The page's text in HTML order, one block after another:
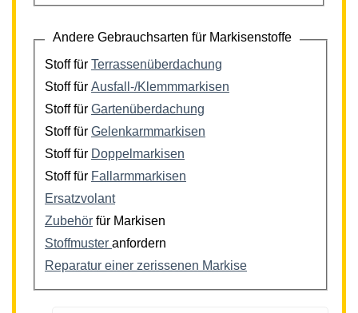
Andere Gebrauchsarten für Markisenstoffe
Stoff für Terrassenüberdachung
Stoff für Ausfall-/Klemmmarkisen
Stoff für Gartenüberdachung
Stoff für Gelenkarmmarkisen
Stoff für Doppelmarkisen
Stoff für Fallarmmarkisen
Ersatzvolant
Zubehör für Markisen
Stoffmuster anfordern
Reparatur einer zerissenen Markise